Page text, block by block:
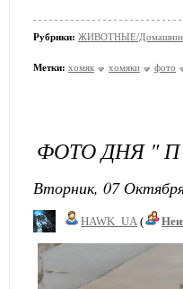
Рубрики: ЖИВОТНЫЕ/Домашние
Метки: хомяк хомяки фото
ФОТО ДНЯ "
Вторник, 07
HAWK_UA (